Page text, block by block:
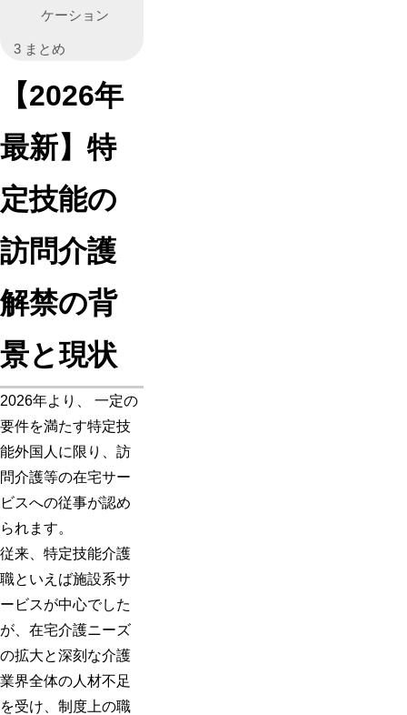
ケーション
3 まとめ
【2026年
最新】特
定技能の
訪問介護
解禁の背
景と現状
2026年より、 一定の
要件を満たす特定技
能外国人に限り、訪
問介護等の在宅サー
ビスへの従事が認め
られます。
従来、特定技能介護
職といえば施設系サ
ービスが中心でした
が、在宅介護ニーズ
の拡大と深刻な介護
業界全体の人材不足
を受け、制度上の職